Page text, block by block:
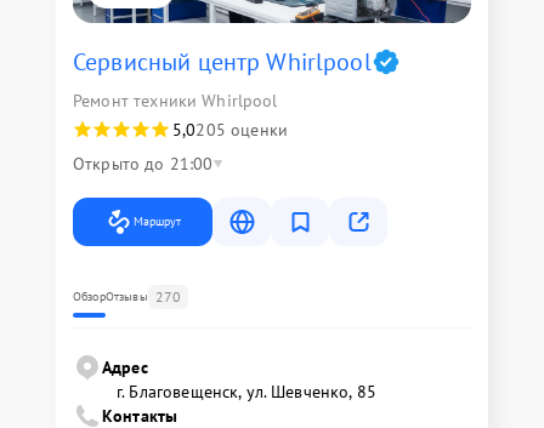
Сервисный центр Whirlpool
Ремонт техники Whirlpool
5,0205 оценки
Открыто до 21:00
Маршрут
ОбзорОтзывы 270
Адрес
г. Благовещенск, ул. Шевченко, 85
Контакты